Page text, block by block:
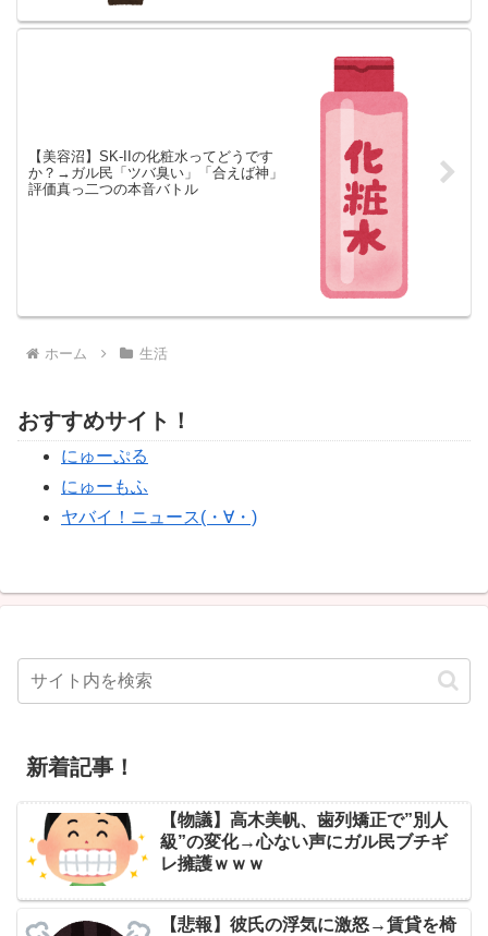
【美容沼】SK-IIの化粧水ってどうです
か？→ガル民「ツバ臭い」「合えば神」
評価真っ二つの本音バトル
ホーム 生活
おすすめサイト！
にゅーぷる
にゅーもふ
ヤバイ！ニュース(・∀・)
新着記事！
【物議】高木美帆、歯列矯正で”別人
級”の変化→心ない声にガル民ブチギ
レ擁護ｗｗｗ
【悲報】彼氏の浮気に激怒→賃貸を椅